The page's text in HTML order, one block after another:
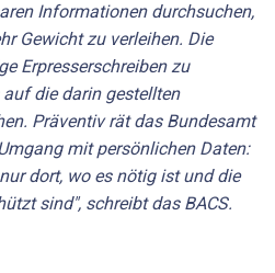
Informationen durchsuchen,
Gewicht zu verleihen. Die
Erpresserschreiben zu
die darin gestellten
Präventiv rät das Bundesamt
mit persönlichen Daten:
dort, wo es nötig ist und die
sind", schreibt das BACS.